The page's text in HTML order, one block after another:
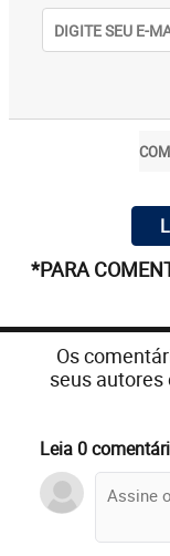
*PARA
Os
seus autores
Leia 0